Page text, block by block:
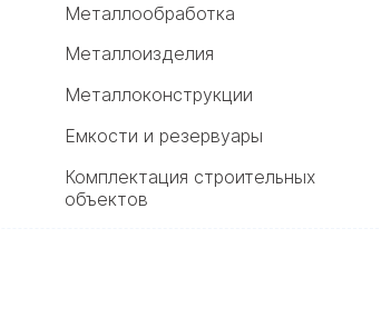
Металлообработка
Металлоизделия
Металлоконструкции
Емкости и резервуары
Комплектация строительных
объектов